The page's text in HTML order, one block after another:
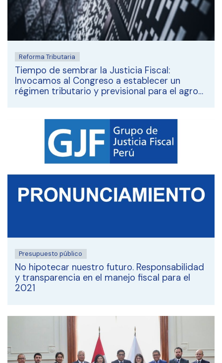
Reforma Tributaria
Tiempo de sembrar la Justicia Fiscal:
Invocamos al Congreso a establecer un
régimen tributario y previsional para el agro
Presupuesto público
No hipotecar nuestro futuro. Responsabilidad
y transparencia en el manejo fiscal para el
2021